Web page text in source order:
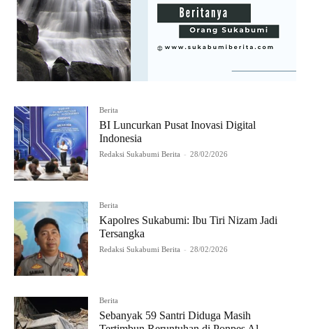
Berita
BI Luncurkan Pusat Inovasi Digital
Indonesia
Redaksi Sukabumi Berita - 28/02/2026
Berita
Kapolres Sukabumi: Ibu Tiri Nizam Jadi
Tersangka
Redaksi Sukabumi Berita - 28/02/2026
Berita
Sebanyak 59 Santri Diduga Masih